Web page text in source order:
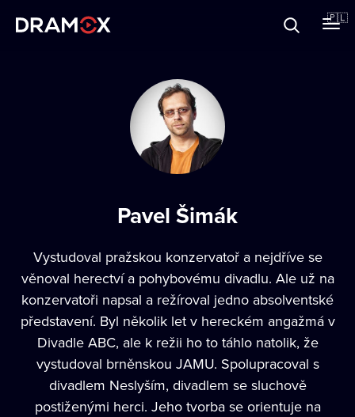
🇵🇱
Pavel Šimák
Vystudoval pražskou konzervatoř a nejdříve se
věnoval herectví a pohybovému divadlu. Ale už na
konzervatoři napsal a režíroval jedno absolventské
představení. Byl několik let v hereckém angažmá v
Divadle ABC, ale k režii ho to táhlo natolik, že
vystudoval brněnskou JAMU. Spolupracoval s
divadlem Neslyším, divadlem se sluchově
postiženými herci. Jeho tvorba se orientuje na